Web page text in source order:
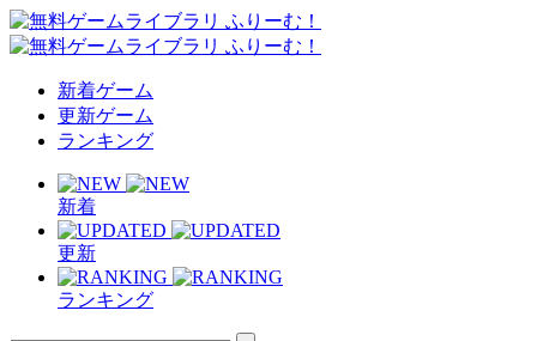
新着ゲーム
更新ゲーム
ランキング
新着
更新
ランキング